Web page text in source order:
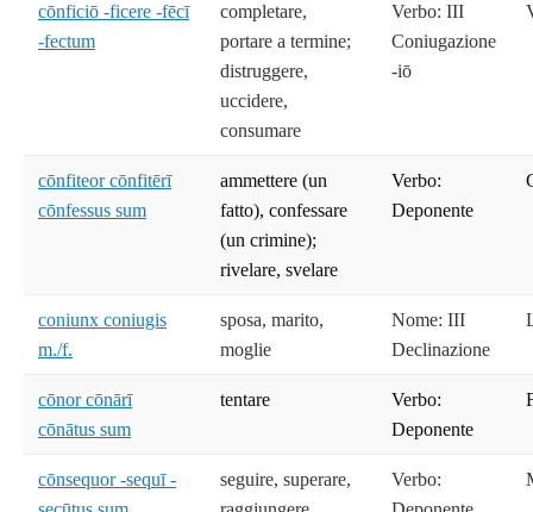
cōnficiō -ficere -fēcī
-fectum
completare,
portare a termine;
distruggere,
uccidere,
consumare
Verbo: III
Coniugazione
-iō
cōnfiteor cōnfitērī
cōnfessus sum
ammettere (un
fatto), confessare
(un crimine);
rivelare, svelare
Verbo:
Deponente
coniunx coniugis
m./f.
sposa, marito,
moglie
Nome: III
Declinazione
cōnor cōnārī
cōnātus sum
tentare
Verbo:
Deponente
cōnsequor -sequī -
seguire, superare,
Verbo: